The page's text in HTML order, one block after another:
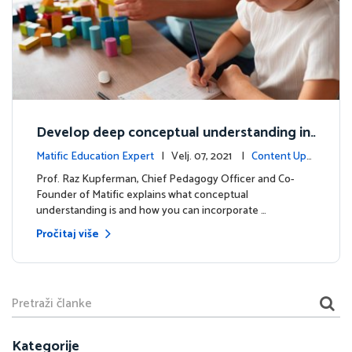
Develop deep conceptual understanding in
mathematics
Matific Education Expert | Velj. 07, 2021 | Content Upd
ates
Prof. Raz Kupferman, Chief Pedagogy Officer and Co-
Founder of Matific explains what conceptual
understanding is and how you can incorporate …
Pročitaj više
Kategorije